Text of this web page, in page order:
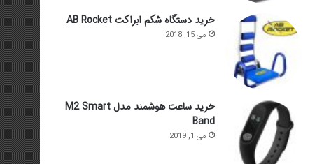
خرید دستگاه شکم ابراکت AB Rocket
می 15, 2018
خرید ساعت هوشمند مدل M2 Smart
Band
می 1, 2019